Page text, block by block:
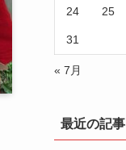
24 25
31
« 7月
最近の記事